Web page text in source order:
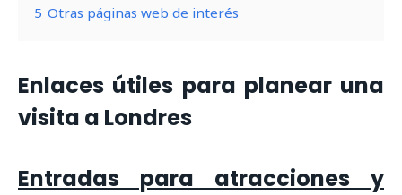
5 Otras páginas web de interés
Enlaces útiles para planear una
visita a Londres
Entradas para atracciones y